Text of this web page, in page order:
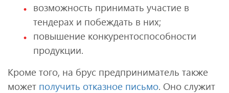
возможность принимать участие в
тендерах и побеждать в них;
повышение конкурентоспособности
продукции.
Кроме того, на брус предприниматель также
может получить отказное письмо. Оно служит